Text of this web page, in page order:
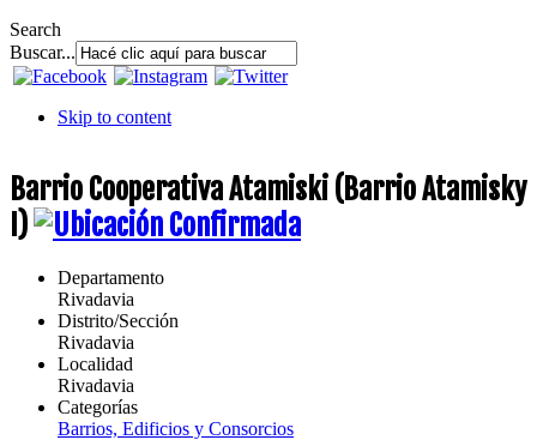
Search
Buscar...
Skip to content
Barrio Cooperativa Atamiski (Barrio Atamisky
I)
Departamento
Rivadavia
Distrito/Sección
Rivadavia
Localidad
Rivadavia
Categorías
Barrios, Edificios y Consorcios